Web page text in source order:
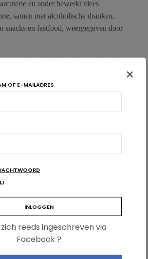
en ander bewerkt vlees
samen met alcoholische dranken,
en fastfood, weergegeven door
vermeld en is lichaamsbeweging ook
men ook op federaal niveau nieuwe
vervolgd…
×
OF E-MAILADRES
reeds ingeschreven via
Facebook ?